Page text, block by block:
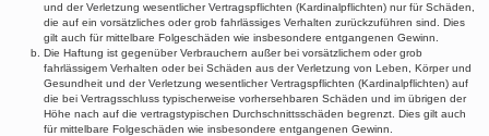
und der Verletzung wesentlicher Vertragspflichten (Kardinalpflichten) nur für Schäden,
die auf ein vorsätzliches oder grob fahrlässiges Verhalten zurückzuführen sind. Dies
gilt auch für mittelbare Folgeschäden wie insbesondere entgangenen Gewinn.
Die Haftung ist gegenüber Verbrauchern außer bei vorsätzlichem oder grob
fahrlässigem Verhalten oder bei Schäden aus der Verletzung von Leben, Körper und
Gesundheit und der Verletzung wesentlicher Vertragspflichten (Kardinalpflichten) auf
die bei Vertragsschluss typischerweise vorhersehbaren Schäden und im übrigen der
Höhe nach auf die vertragstypischen Durchschnittsschäden begrenzt. Dies gilt auch
für mittelbare Folgeschäden wie insbesondere entgangenen Gewinn.